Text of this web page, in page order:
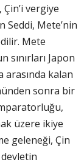
vergiye
Seddi, Mete’nin
Mete
Japon
arasında kalan
sonra bir
üzere ikiye
geleneği, Çin